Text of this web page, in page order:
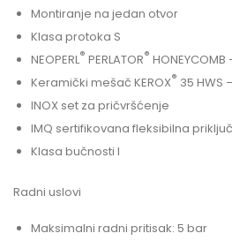
Montiranje na jedan otvor
Klasa protoka S
NEOPERL® PERLATOR® HONEYCOMB
Keramički mešač KEROX® 35 HWS
INOX set za pričvršćenje
IMQ sertifikovana fleksibilna
Klasa bučnosti I
Radni uslovi
Maksimalni radni pritisak: 5 bar